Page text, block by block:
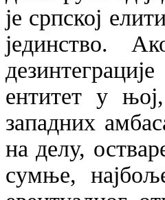
је српској
јединство.
ентитет у
западних
на делу,
сумње,